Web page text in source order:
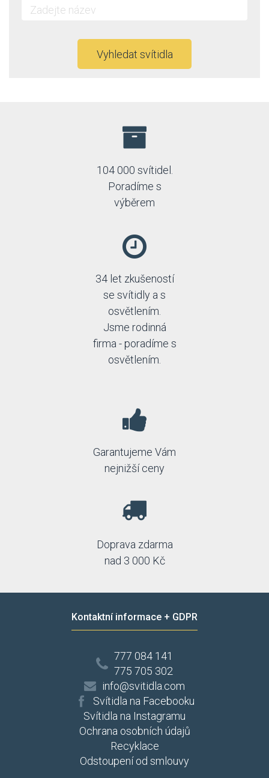
Vyhledat svítidla
104 000 svítidel.
Poradíme s
výběrem
34 let zkušeností
se svítidly a s
osvětlením.
Jsme rodinná
firma - poradíme s
osvětlením.
Garantujeme Vám
nejnižší ceny
Doprava zdarma
nad 3 000 Kč
Kontaktní informace + GDPR
777 084 141
775 705 302
info@svitidla.com
Svítidla na Facebooku
Svítidla na Instagramu
Ochrana osobních údajů
Recyklace
Odstoupení od smlouvy